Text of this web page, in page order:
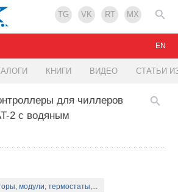
TG VK RT MX
КНИГИ ВИДЕО СТАТЬИ
EN
для чиллеров
2 с водяным
модули, термостаты,...